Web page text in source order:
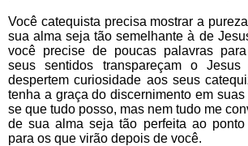
Você catequista precisa mostrar a
sua alma seja tão semelhante à de
você precise de poucas palavras
seus sentidos transpareçam o
despertem curiosidade aos seus
tenha a graça do discernimento em
se que tudo posso, mas nem tudo me
de sua alma seja tão perfeita ao ponto
para os que virão depois de você.